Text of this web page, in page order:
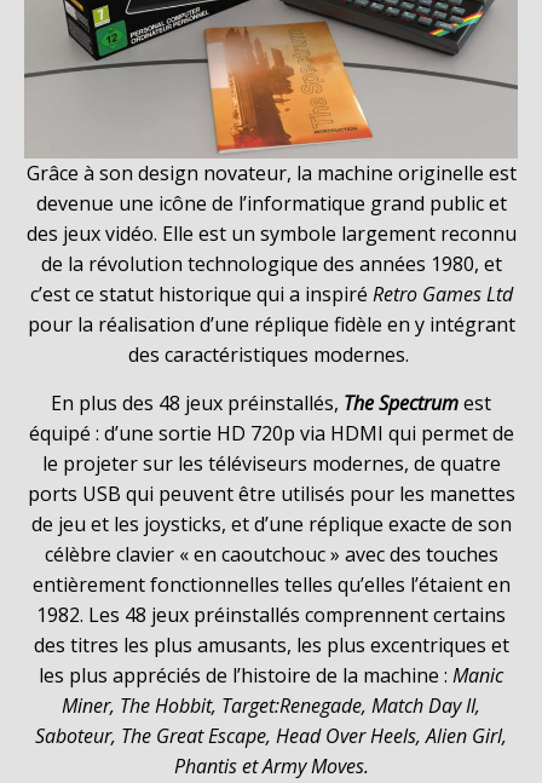
Grâce à son design novateur, la machine originelle est
devenue une icône de l’informatique grand public et
des jeux vidéo. Elle est un symbole largement reconnu
de la révolution technologique des années 1980, et
c’est ce statut historique qui a inspiré Retro Games Ltd
pour la réalisation d’une réplique fidèle en y intégrant
des caractéristiques modernes.
En plus des 48 jeux préinstallés, The Spectrumest
équipé : d’une sortie HD 720p via HDMI qui permet de
le projeter sur les téléviseurs modernes, de quatre
ports USB qui peuvent être utilisés pour les manettes
de jeu et les joysticks, et d’une réplique exacte de son
célèbre clavier « en caoutchouc » avec des touches
entièrement fonctionnelles telles qu’elles l’étaient en
1982. Les 48 jeux préinstallés comprennent certains
des titres les plus amusants, les plus excentriques et
les plus appréciés de l’histoire de la machine : Manic
Miner, The Hobbit, Target:Renegade, Match Day II,
Saboteur, The Great Escape, Head Over Heels, Alien Girl,
Phantis et Army Moves.